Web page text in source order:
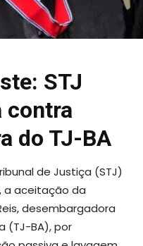
STJ
contra
do TJ-BA
de Justiça (STJ)
a aceitação da
desembargadora
(TJ-BA), por